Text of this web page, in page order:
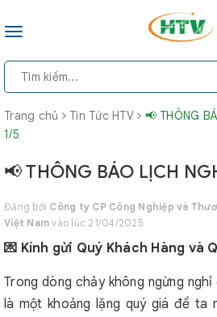
Toggle
Trang chủ Tin Tức HTV
📢 THÔNG
1/5
📢 THÔNG BÁO LỊCH
Đăng bởi Công ty CP Công Nghiệp và
Việt Nam vào lúc 21/04/2025
💌 Kính gửi Quý Khách Hàng và
Trong dòng chảy không ngừng
là một khoảng lặng quý giá để ta